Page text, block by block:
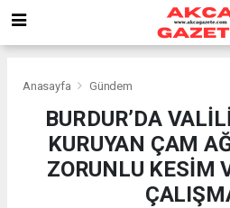
Anasayfa Gündem
BURDUR’DA
KURUYAN ÇAM
ZORUNLU KESİM